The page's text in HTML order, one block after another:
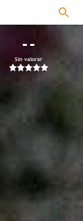
--
Sin valorar